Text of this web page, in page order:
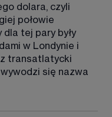
dolara, czyli
połowie
tej pary były
w Londynie i
transatlatycki
się nazwa